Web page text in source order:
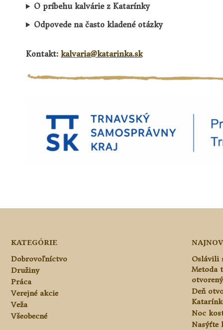
O príbehu kalvárie z Katarínky
Odpovede na často kladené otázky
Kontakt: kalvaria@katarinka.sk
KATEGÓRIE
Dobrovoľníctvo
Družiny
Práca
Verejné akcie
Veža
Všeobecné
Oslávili
Metoda
Deň
Noc
Nasýťte